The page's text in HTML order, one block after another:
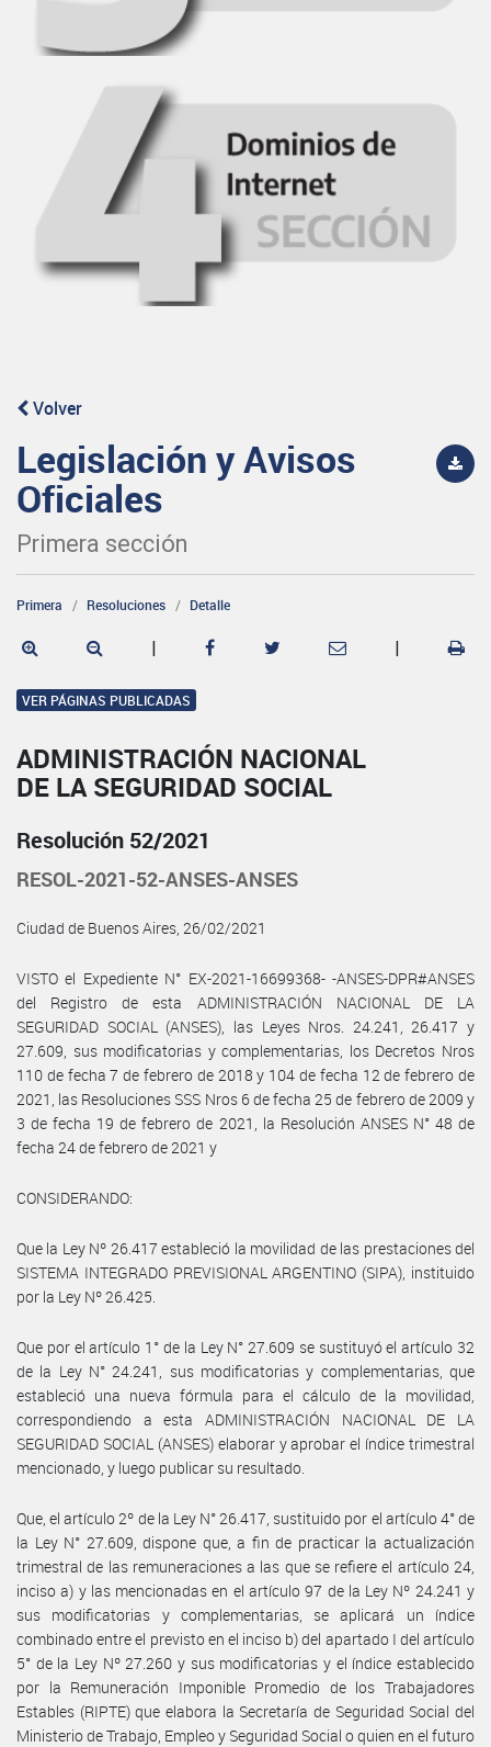
Volver
Legislación y Avisos
Oficiales
Primera sección
Primera Resoluciones Detalle
| |
VER PÁGINAS PUBLICADAS
ADMINISTRACIÓN NACIONAL
DE LA SEGURIDAD SOCIAL
Resolución 52/2021
RESOL-2021-52-ANSES-ANSES
Ciudad de Buenos Aires, 26/02/2021
VISTO el Expediente N° EX-2021-16699368- -ANSES-DPR#ANSES
del Registro de esta ADMINISTRACIÓN NACIONAL DE LA
SEGURIDAD SOCIAL (ANSES), las Leyes Nros. 24.241, 26.417 y
27.609, sus modificatorias y complementarias, los Decretos Nros
110 de fecha 7 de febrero de 2018 y 104 de fecha 12 de febrero de
2021, las Resoluciones SSS Nros 6 de fecha 25 de febrero de 2009 y
3 de fecha 19 de febrero de 2021, la Resolución ANSES N° 48 de
fecha 24 de febrero de 2021 y
CONSIDERANDO:
Que la Ley Nº 26.417 estableció la movilidad de las prestaciones del
SISTEMA INTEGRADO PREVISIONAL ARGENTINO (SIPA), instituido
por la Ley Nº 26.425.
Que por el artículo 1° de la Ley N° 27.609 se sustituyó el artículo 32
de la Ley N° 24.241, sus modificatorias y complementarias, que
estableció una nueva fórmula para el cálculo de la movilidad,
correspondiendo a esta ADMINISTRACIÓN NACIONAL DE LA
SEGURIDAD SOCIAL (ANSES) elaborar y aprobar el índice trimestral
mencionado, y luego publicar su resultado.
Que, el artículo 2º de la Ley N° 26.417, sustituido por el artículo 4° de
la Ley N° 27.609, dispone que, a fin de practicar la actualización
trimestral de las remuneraciones a las que se refiere el artículo 24,
inciso a) y las mencionadas en el artículo 97 de la Ley Nº 24.241 y
sus modificatorias y complementarias, se aplicará un índice
combinado entre el previsto en el inciso b) del apartado I del artículo
5° de la Ley Nº 27.260 y sus modificatorias y el índice establecido
por la Remuneración Imponible Promedio de los Trabajadores
Estables (RIPTE) que elabora la Secretaría de Seguridad Social del
Ministerio de Trabajo, Empleo y Seguridad Social o quien en el futuro